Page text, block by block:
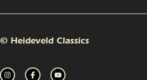
© Heideveld Classics